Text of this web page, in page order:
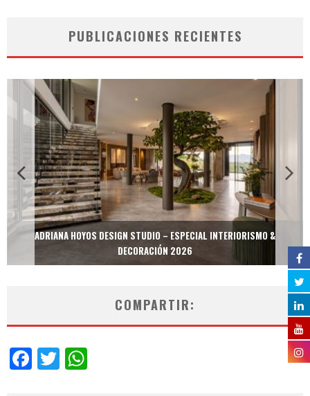
PUBLICACIONES RECIENTES
ADRIANA HOYOS DESIGN STUDIO – ESPECIAL INTERIORISMO &
DECORACIÓN 2026
COMPARTIR:
Facebook
Twitter